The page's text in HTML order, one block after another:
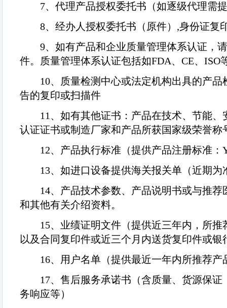
7、代理产品授权委托书（如逐级代理需
8、经办人授权委托书（原件） ,身份证复
9、如有产品和企业质量管理体系认证，
件。质量管理体系认证包括如FDA、 CE、 ISO
10、质量检测中心或法定机构出具的产品
告的复印或扫描件
11 、如有其他证书：产品在技术、节能
认证证书或制造厂家和产品所获国家级荣誉称
12、产品执行标准（提供产品注册标准：
13、如进口设备提供海关报关单（近期为
14、产品技术参数、产品说明书或与推
和其他有关介绍资料。
15、业绩证明文件（提供近三年内，所
以及合同复印件或近三个月内送货复印件或银
16、用户名单（提供最近一年内所推荐产
17、售后服务承诺书（含质量、货源保
务响应等）